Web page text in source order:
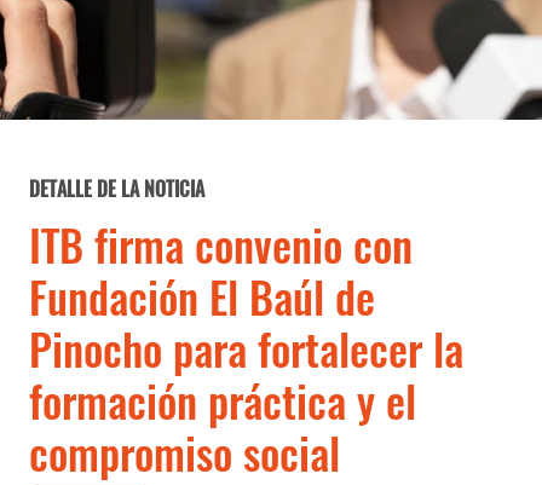
DETALLE DE LA NOTICIA
ITB firma convenio con
Fundación El Baúl de
Pinocho para fortalecer la
formación práctica y el
compromiso social